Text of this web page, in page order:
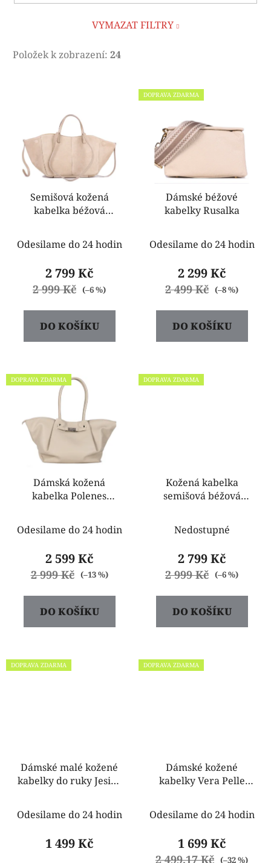
VYMAZAT FILTRY
Položek k zobrazení: 24
Semišová kožená
kabelka béžová
Odesilame do 24 hodin
2 799 Kč
2 999 Kč (–6 %)
DO KOŠÍKU
DOPRAVA ZDARMA
Dámské béžové
kabelky Rusalka
Odesilame do 24 hodin
2 299 Kč
2 499 Kč (–8 %)
DO KOŠÍKU
DOPRAVA ZDARMA
Dámská kožená
kabelka Polenes
Odesilame do 24 hodin
2 599 Kč
2 999 Kč (–13 %)
DO KOŠÍKU
DOPRAVA ZDARMA
Kožená kabelka
semišová béžová
Nedostupné
2 799 Kč
2 999 Kč (–6 %)
DO KOŠÍKU
DOPRAVA ZDARMA
Dámské malé kožené
kabelky do ruky Jesica
Odesilame do 24 hodin
1 499 Kč
DOPRAVA ZDARMA
Dámské kožené
kabelky Vera Pelle
Odesilame do 24 hodin
1 699 Kč
2 499,17 Kč (–32 %)